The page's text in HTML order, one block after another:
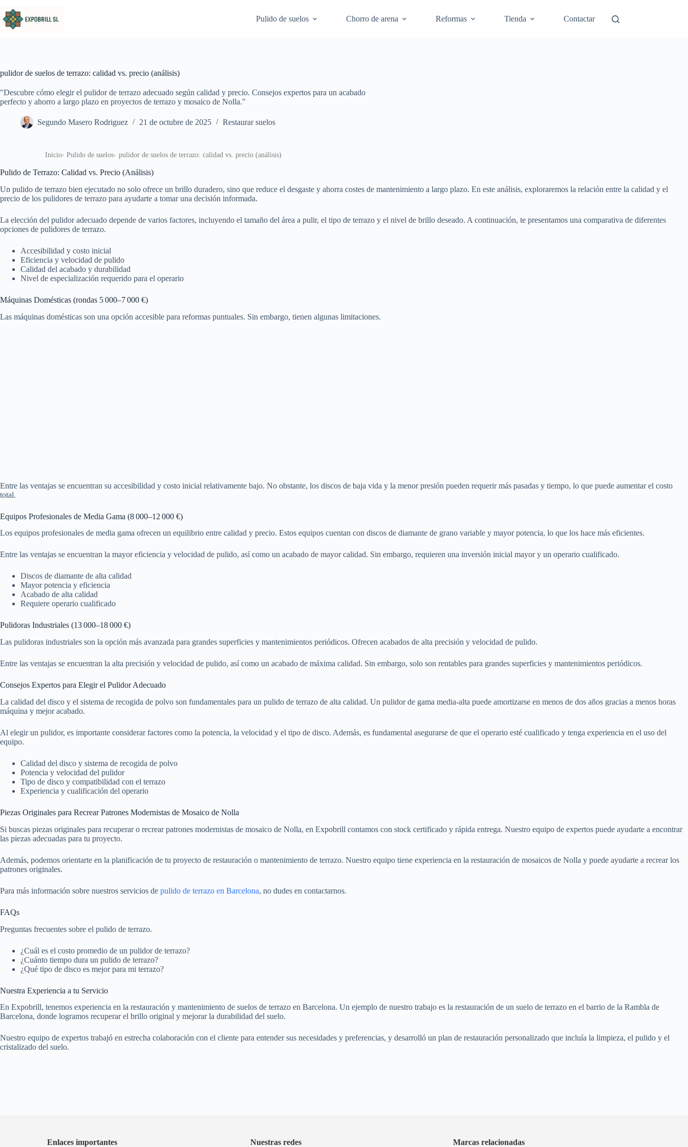
Pulido de suelos
Chorro de arena Reformas Tienda Contactar
pulidor de suelos de terrazo: calidad vs. precio (análisis)
"Descubre cómo elegir el pulidor de terrazo adecuado según calidad y precio. Consejos expertos para un acabado
perfecto y ahorro a largo plazo en proyectos de terrazo y mosaico de Nolla."
Segundo Masero Rodriguez 21 de octubre de 2025 Restaurar suelos
Inicio Pulido de suelos pulidor de suelos de terrazo: calidad vs. precio (análisis)
Pulido de Terrazo: Calidad vs. Precio (Análisis)
Un pulido de terrazo bien ejecutado no solo ofrece un brillo duradero, sino que reduce el desgaste y ahorra costes de mantenimiento a largo plazo. En este análisis, exploraremos la relación entre la calidad y el
precio de los pulidores de terrazo para ayudarte a tomar una decisión informada.
La elección del pulidor adecuado depende de varios factores, incluyendo el tamaño del área a pulir, el tipo de terrazo y el nivel de brillo deseado. A continuación, te presentamos una comparativa de diferentes
opciones de pulidores de terrazo.
Accesibilidad y costo inicial
Eficiencia y velocidad de pulido
Calidad del acabado y durabilidad
Nivel de especialización requerido para el operario
Máquinas Domésticas (rondas 5 000–7 000 €)
Las máquinas domésticas son una opción accesible para reformas puntuales. Sin embargo, tienen algunas limitaciones.
Entre las ventajas se encuentran su accesibilidad y costo inicial relativamente bajo. No obstante, los discos de baja vida y la menor presión pueden requerir más pasadas y tiempo, lo que puede aumentar el costo
total.
Equipos Profesionales de Media Gama (8 000–12 000 €)
Los equipos profesionales de media gama ofrecen un equilibrio entre calidad y precio. Estos equipos cuentan con discos de diamante de grano variable y mayor potencia, lo que los hace más eficientes.
Entre las ventajas se encuentran la mayor eficiencia y velocidad de pulido, así como un acabado de mayor calidad. Sin embargo, requieren una inversión inicial mayor y un operario cualificado.
Discos de diamante de alta calidad
Mayor potencia y eficiencia
Acabado de alta calidad
Requiere operario cualificado
Pulidoras Industriales (13 000–18 000 €)
Las pulidoras industriales son la opción más avanzada para grandes superficies y mantenimientos periódicos. Ofrecen acabados de alta precisión y velocidad de pulido.
Entre las ventajas se encuentran la alta precisión y velocidad de pulido, así como un acabado de máxima calidad. Sin embargo, solo son rentables para grandes superficies y mantenimientos periódicos.
Consejos Expertos para Elegir el Pulidor Adecuado
La calidad del disco y el sistema de recogida de polvo son fundamentales para un pulido de terrazo de alta calidad. Un pulidor de gama media-alta puede amortizarse en menos de dos años gracias a menos horas
máquina y mejor acabado.
Al elegir un pulidor, es importante considerar factores como la potencia, la velocidad y el tipo de disco. Además, es fundamental asegurarse de que el operario esté cualificado y tenga experiencia en el uso del
equipo.
Calidad del disco y sistema de recogida de polvo
Potencia y velocidad del pulidor
Tipo de disco y compatibilidad con el terrazo
Experiencia y cualificación del operario
Piezas Originales para Recrear Patrones Modernistas de Mosaico de Nolla
Si buscas piezas originales para recuperar o recrear patrones modernistas de mosaico de Nolla, en Expobrill contamos con stock certificado y rápida entrega. Nuestro equipo de expertos puede ayudarte a encontrar
las piezas adecuadas para tu proyecto.
Además, podemos orientarte en la planificación de tu proyecto de restauración o mantenimiento de terrazo. Nuestro equipo tiene experiencia en la restauración de mosaicos de Nolla y puede ayudarte a recrear los
patrones originales.
Para más información sobre nuestros servicios de pulido de terrazo en Barcelona, no dudes en contactarnos.
FAQs
Preguntas frecuentes sobre el pulido de terrazo.
¿Cuál es el costo promedio de un pulidor de terrazo?
¿Cuánto tiempo dura un pulido de terrazo?
¿Qué tipo de disco es mejor para mi terrazo?
Nuestra Experiencia a tu Servicio
En Expobrill, tenemos experiencia en la restauración y mantenimiento de suelos de terrazo en Barcelona. Un ejemplo de nuestro trabajo es la restauración de un suelo de terrazo en el barrio de la Rambla de
Barcelona, donde logramos recuperar el brillo original y mejorar la durabilidad del suelo.
Nuestro equipo de expertos trabajó en estrecha colaboración con el cliente para entender sus necesidades y preferencias, y desarrolló un plan de restauración personalizado que incluía la limpieza, el pulido y el
cristalizado del suelo.
Enlaces importantes Nuestras redes Marcas relacionadas